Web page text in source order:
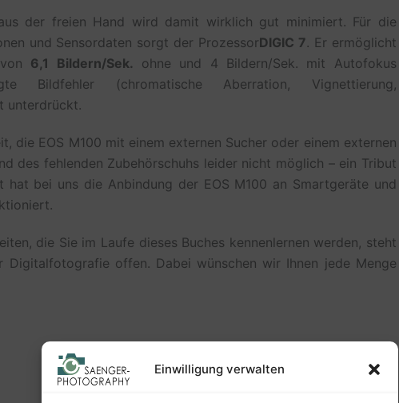
Einwilligung verwalten
der freien Hand wird damit wirklich gut minimiert. Für die
und Sensordaten sorgt der ProzessorDIGIC 7. Er ermöglicht
6,1 Bildern/Sek. ohne und 4 Bildern/Sek. mit Autofokus
Bildfehler (chromatische Aberration, Vignettierung,
unterdrückt.
die EOS M100 mit einem externen Sucher oder einem externen
des fehlenden Zubehörschuhs leider nicht möglich – ein Tribut
hat bei uns die Anbindung der EOS M100 an Smartgeräte und
die Sie im Laufe dieses Buches kennenlernen werden, steht
offen. Dabei wünschen wir Ihnen jede Menge